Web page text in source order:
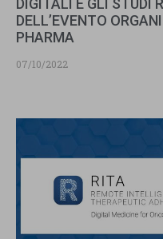
DIGITALI E GLI STUDI
DELL’EVENTO
PHARMA
07/10/2022